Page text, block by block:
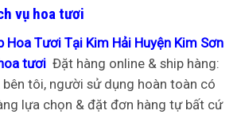
vụ hoa tươi
Hoa Tươi Tại Kim Hải Huyện Kim Sơn
tươi Đặt hàng online & ship hàng:
tôi, người sử dụng hoàn toàn có
lựa chọn & đặt đơn hàng tự bất cứ